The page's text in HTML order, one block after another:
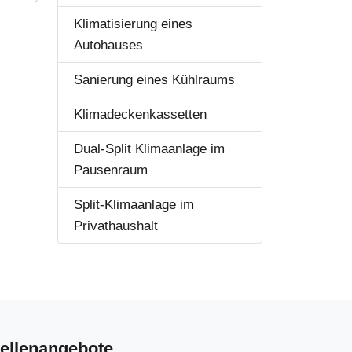
Klimatisierung eines
Autohauses
Sanierung eines Kühlraums
Klimadeckenkassetten
Dual-Split Klimaanlage im
Pausenraum
Split-Klimaanlage im
Privathaushalt